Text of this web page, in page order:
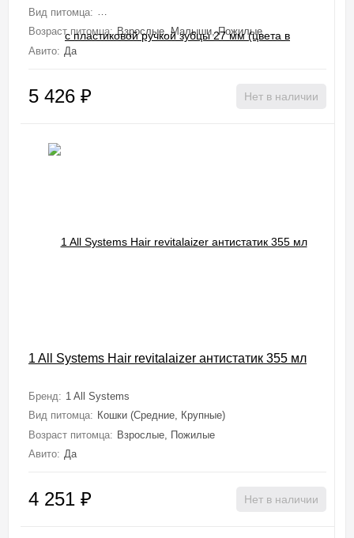
Вид питомца: Собаки (Мелкие, Средние, Крупные, Миниатюрные),
Возраст питомца: Взрослые, Малыши, Пожилые
Авито: Да
5 426 ₽ Нет в наличии
1 All Systems Hair revitalaizer антистатик 355 мл
Бренд: 1 All Systems
Вид питомца: Кошки (Средние, Крупные)
Возраст питомца: Взрослые, Пожилые
Авито: Да
4 251 ₽ Нет в наличии